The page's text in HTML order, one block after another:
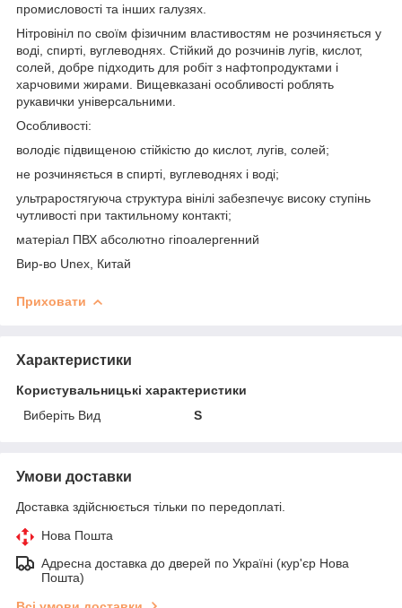
промисловості та інших галузях.
Нітровініл по своїм фізичним властивостям не розчиняється у
воді, спирті, вуглеводнях. Стійкий до розчинів лугів, кислот,
солей, добре підходить для робіт з нафтопродуктами і
харчовими жирами. Вищевказані особливості роблять
рукавички універсальними.
Особливості:
володіє підвищеною стійкістю до кислот, лугів, солей;
не розчиняється в спирті, вуглеводнях і воді;
ультраростягуюча структура вінілі забезпечує високу ступінь
чутливості при тактильному контакті;
матеріал ПВХ абсолютно гіпоалергенний
Вир-во Unex, Китай
Приховати
Характеристики
Користувальницькі характеристики
Виберіть Вид
S
Умови доставки
Доставка здійснюється тільки по передоплаті.
Нова Пошта
Адресна доставка до дверей по Україні (кур'єр Нова
Пошта)